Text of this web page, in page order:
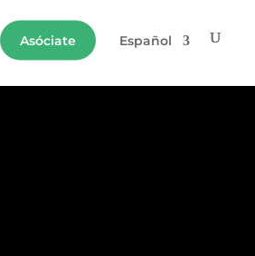
Asóciate Español